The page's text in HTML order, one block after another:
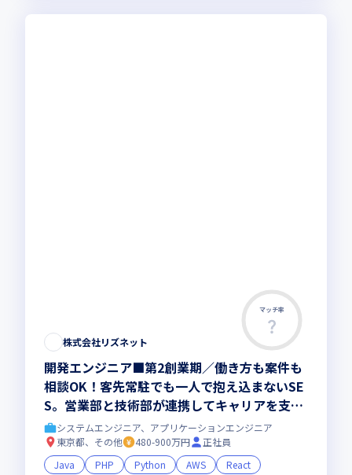
マッチ率
株式会社リズネット
開発エンジニア■第2創業期／働き方も案件も
相談OK！客先常駐でも一人で抱え込まないSE
S。営業部と技術部が連携してキャリアを支
え、希望に合う案件で上流工程へも挑戦。202
8年売上10億円を目指す会社づくりにも関われ
る開発エンジニア
システムエンジニア、アプリケーションエンジニア
東京都、その他
480-900万円
正社員
Java
PHP Python AWS
React